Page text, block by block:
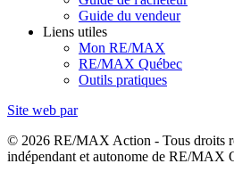
Guide du vendeur
Liens utiles
Mon RE/MAX
RE/MAX Québec
Outils pratiques
Site web par
© 2026 RE/MAX Action - Tous droits
indépendant et autonome de RE/MAX